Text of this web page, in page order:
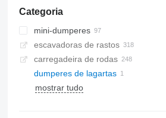
Categoria
mini-dumperes
escavadoras de rastos
carregadeira de rodas
dumperes de lagartas
mostrar tudo